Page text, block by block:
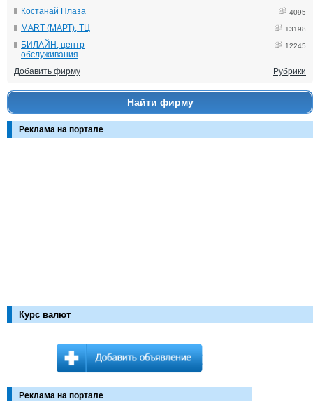
Костанай Плаза 4095
MART (МАРТ), ТЦ 13198
БИЛАЙН, центр
обслуживания
12245
Добавить фирму Рубрики
Найти фирму
Реклама на портале
Курс валют
Реклама на портале